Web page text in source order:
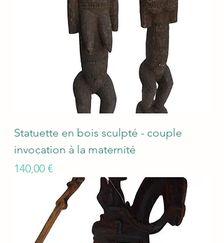
Statuette en bois sculpté - couple
invocation à la maternité
Prix
140,00 €